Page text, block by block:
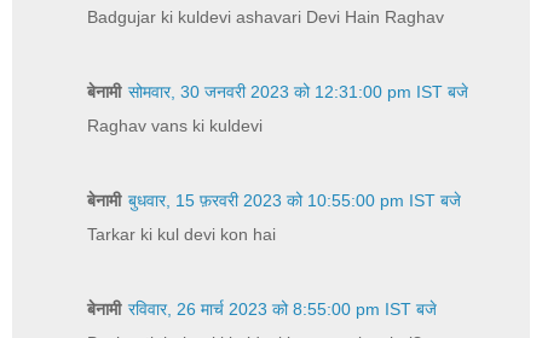
Badgujar ki kuldevi ashavari Devi Hain Raghav
बेनामी सोमवार, 30 जनवरी 2023 को 12:31:00 pm IST बजे
Raghav vans ki kuldevi
बेनामी बुधवार, 15 फ़रवरी 2023 को 10:55:00 pm IST बजे
Tarkar ki kul devi kon hai
बेनामी रविवार, 26 मार्च 2023 को 8:55:00 pm IST बजे